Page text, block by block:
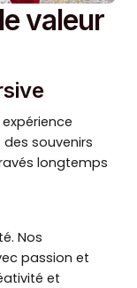
valeur
souvenirs
longtemps
Nos
passion et
et